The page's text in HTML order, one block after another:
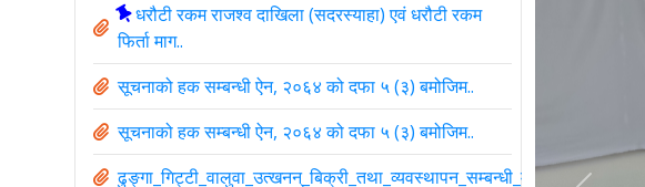
धरौटी रकम राजश्व दाखिला (सदरस्याहा) एवं धरौटी रकम
फिर्ता माग..
सूचनाको हक सम्बन्धी ऐन, २०६४ को दफा ५ (३) बमोजिम..
सूचनाको हक सम्बन्धी ऐन, २०६४ को दफा ५ (३) बमोजिम..
ढुङ्गा_गिट्टी_वालुवा_उत्खनन्_बिक्री_तथा_व्यवस्थापन_सम्बन्धी_मापदण्ड_२०७७